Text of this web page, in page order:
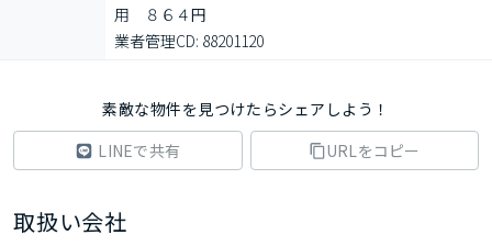
用　８６４円
業者管理CD: 88201120
素敵な物件を見つけたらシェアしよう！
LINEで共有
URLをコピー
取扱い会社